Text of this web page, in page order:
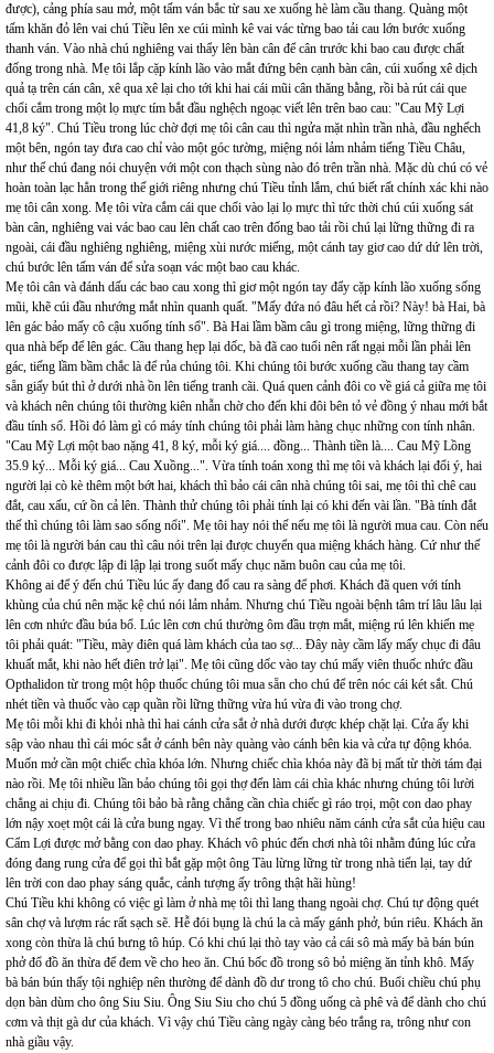
được), cảng phía sau mở, một tấm ván bắc từ sau xe xuống hè làm cầu thang. Quàng một
tấm khăn đỏ lên vai chú Tiều lên xe cúi mình kê vai vác từng bao tải cau lớn bước xuống
thanh ván. Vào nhà chú nghiêng vai thẩy lên bàn cân để cân trước khi bao cau được chất
đống trong nhà. Mẹ tôi lắp cặp kính lão vào mắt đứng bên cạnh bàn cân, cúi xuống xê dịch
quả tạ trên cán cân, xê qua xê lại cho tới khi hai cái mũi cân thăng bằng, rồi bà rút cái que
chổi cắm trong một lọ mực tím bắt đầu nghệch ngoạc viết lên trên bao cau: "Cau Mỹ Lợi
41,8 ký". Chú Tiều trong lúc chờ đợi mẹ tôi cân cau thì ngửa mặt nhìn trần nhà, đầu nghếch
một bên, ngón tay đưa cao chỉ vào một góc tường, miệng nói lảm nhảm tiếng Tiều Châu,
như thể chú đang nói chuyện với một con thạch sùng nào đó trên trần nhà. Mặc dù chú có vẻ
hoàn toàn lạc hẳn trong thế giới riêng nhưng chú Tiều tỉnh lắm, chú biết rất chính xác khi nào
mẹ tôi cân xong. Mẹ tôi vừa cắm cái que chổi vào lại lọ mực thì tức thời chú cúi xuống sát
bàn cân, nghiêng vai vác bao cau lên chất cao trên đống bao tải rồi chú lại lững thững đi ra
ngoài, cái đầu nghiêng nghiêng, miệng xùi nước miếng, một cánh tay giơ cao dứ dứ lên trời,
chú bước lên tấm ván để sửa soạn vác một bao cau khác.
Mẹ tôi cân và đánh dấu các bao cau xong thì giơ một ngón tay đẩy cặp kính lão xuống sống
mũi, khẽ cúi đầu nhướng mắt nhìn quanh quất. "Mấy đứa nó đâu hết cả rồi? Này! bà Hai, bà
lên gác bảo mấy cô cậu xuống tính sổ". Bà Hai lầm bầm câu gì trong miệng, lững thững đi
qua nhà bếp để lên gác. Cầu thang hẹp lại dốc, bà đã cao tuổi nên rất ngại mỗi lần phải lên
gác, tiếng lầm bầm chắc là để rủa chúng tôi. Khi chúng tôi bước xuống cầu thang tay cầm
sẵn giấy bút thì ở dưới nhà ồn lên tiếng tranh cãi. Quá quen cảnh đôi co về giá cả giữa mẹ tôi
và khách nên chúng tôi thường kiên nhẫn chờ cho đến khi đôi bên tỏ vẻ đồng ý nhau mới bắt
đầu tính sổ. Hồi đó làm gì có máy tính chúng tôi phải làm hàng chục những con tính nhân.
"Cau Mỹ Lợi một bao nặng 41, 8 ký, mỗi ký giá.... đồng... Thành tiền là.... Cau Mỹ Lồng
35.9 ký... Mỗi ký giá... Cau Xuồng...". Vừa tính toán xong thì mẹ tôi và khách lại đổi ý, hai
người lại cò kè thêm một bớt hai, khách thì bảo cái cân nhà chúng tôi sai, mẹ tôi thì chê cau
đắt, cau xấu, cứ ồn cả lên. Thành thử chúng tôi phải tính lại có khi đến vài lần. "Bà tính đắt
thế thì chúng tôi làm sao sống nổi". Mẹ tôi hay nói thế nếu mẹ tôi là người mua cau. Còn nếu
mẹ tôi là người bán cau thì câu nói trên lại được chuyển qua miệng khách hàng. Cứ như thế
cảnh đôi co được lập đi lập lại trong suốt mấy chục năm buôn cau của mẹ tôi.
Không ai để ý đến chú Tiều lúc ấy đang đổ cau ra sàng để phơi. Khách đã quen với tính
khùng của chú nên mặc kệ chú nói lảm nhảm. Nhưng chú Tiều ngoài bệnh tâm trí lâu lâu lại
lên cơn nhức đầu búa bổ. Lúc lên cơn chú thường ôm đầu trợn mắt, miệng rú lên khiến mẹ
tôi phải quát: "Tiều, mày điên quá làm khách của tao sợ... Đây này cầm lấy mấy chục đi đâu
khuất mắt, khi nào hết điên trở lại". Mẹ tôi cũng dốc vào tay chú mấy viên thuốc nhức đầu
Opthalidon từ trong một hộp thuốc chúng tôi mua sẵn cho chú để trên nóc cái két sắt. Chú
nhét tiền và thuốc vào cạp quần rồi lững thững vừa hú vừa đi vào trong chợ.
Mẹ tôi mỗi khi đi khỏi nhà thì hai cánh cửa sắt ở nhà dưới được khép chặt lại. Cửa ấy khi
sập vào nhau thì cái móc sắt ở cánh bên này quàng vào cánh bên kia và cửa tự động khóa.
Muốn mở cần một chiếc chìa khóa lớn. Nhưng chiếc chìa khóa này đã bị mất từ thời tám đại
nào rồi. Mẹ tôi nhiều lần bảo chúng tôi gọi thợ đến làm cái chìa khác nhưng chúng tôi lười
chẳng ai chịu đi. Chúng tôi bảo bà rằng chẳng cần chìa chiếc gì ráo trọi, một con dao phay
lớn nậy xoẹt một cái là cửa bung ngay. Vì thế trong bao nhiêu năm cánh cửa sắt của hiệu cau
Cẩm Lợi được mở bằng con dao phay. Khách vô phúc đến chơi nhà tôi nhằm đúng lúc cửa
đóng đang rung cửa để gọi thì bắt gặp một ông Tàu lừng lững từ trong nhà tiến lại, tay dứ
lên trời con dao phay sáng quắc, cảnh tượng ấy trông thật hãi hùng!
Chú Tiều khi không có việc gì làm ở nhà mẹ tôi thì lang thang ngoài chợ. Chú tự động quét
sân chợ và lượm rác rất sạch sẽ. Hễ đói bụng là chú la cà mấy gánh phở, bún riêu. Khách ăn
xong còn thừa là chú bưng tô húp. Có khi chú lại thò tay vào cả cái sô mà mấy bà bán bún
phở đổ đồ ăn thừa để đem về cho heo ăn. Chú bốc đồ trong sô bỏ miệng ăn tỉnh khô. Mấy
bà bán bún thấy tội nghiệp nên thường để dành đồ dư trong tô cho chú. Buổi chiều chú phụ
dọn bàn dùm cho ông Siu Siu. Ông Siu Siu cho chú 5 đồng uống cà phê và để dành cho chú
cơm và thịt gà dư của khách. Vì vậy chú Tiều càng ngày càng béo trắng ra, trông như con
nhà giầu vậy.